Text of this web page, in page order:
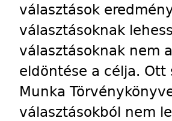
választások
választásoknak
választásoknak nem
eldöntése a célja. Ott
Munka
választásokból nem